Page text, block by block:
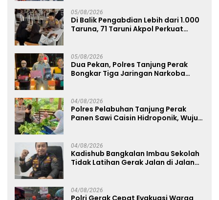
05/08/2026
Di Balik Pengabdian Lebih dari 1.000
Taruna, 71 Taruni Akpol Perkuat
05/08/2026
Dua Pekan, Polres Tanjung Perak
Bongkar Tiga Jaringan Narkoba
04/08/2026
Polres Pelabuhan Tanjung Perak
Panen Sawi Caisin Hidroponik, Wujud
04/08/2026
Kadishub Bangkalan Imbau Sekolah
Tidak Latihan Gerak Jalan di Jalan
04/08/2026
Polri Gerak Cepat Evakuasi Warga